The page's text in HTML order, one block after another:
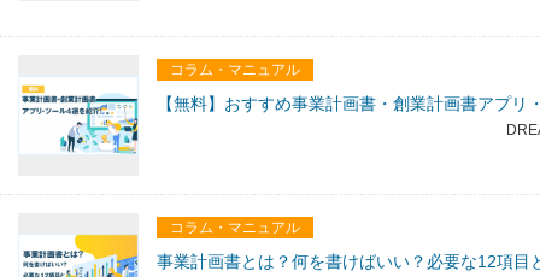
コラム・マニュアル
【無料】おすすめ事業計画書・創業計画書アプリ
コラム・マニュアル
事業計画書とは？何を書けばいい？必要な12項目